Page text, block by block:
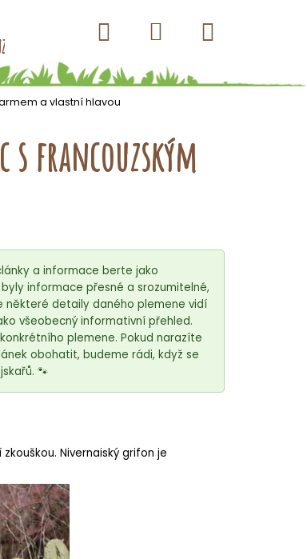
pro psy Kapsičky pro psy
Hledat Přihlášení
košík
a vlastní hlavou
francouzským
a informace berte jako
informace přesné a srozumitelné,
některé detaily daného plemene vidí
všeobecný informativní přehled.
konkrétního plemene. Pokud narazíte
obohatit, budeme rádi, když se
🐾
Nivernaiský grifon je